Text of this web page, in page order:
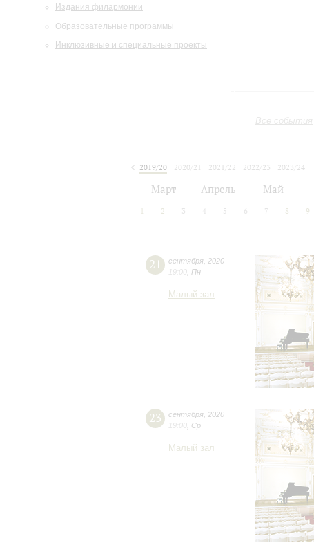
Издания филармонии
Образовательные программы
Инклюзивные и специальные проекты
Все события
2019/20
2020/21 2021/22 2022/23
2023/24
Март Апрель Май
1 2 3 4 5 6 7 8 9
21 сентября 2020
19:00 Пн
Малый зал
23 сентября 2020
19:00 Ср
Малый зал